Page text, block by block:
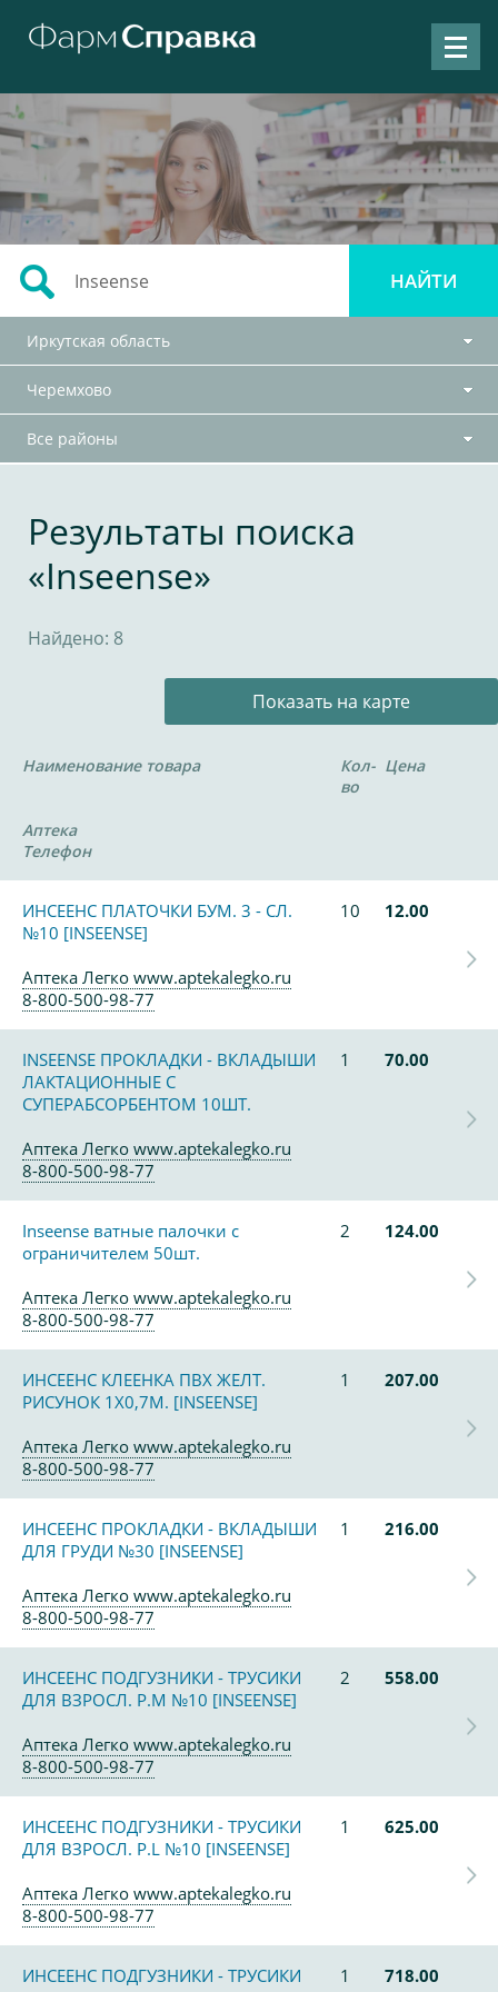
Иркутская область
Черемхово
Все районы
Результаты поиска
«Inseense»
Найдено: 8
Показать на карте
Наименование товара
Кол-
во
Цена
Аптека
Телефон
ИНСЕЕНС ПЛАТОЧКИ БУМ. 3 - СЛ.
№10 [INSEENSE]
10 12.00
Аптека Легко www.aptekalegko.ru
8-800-500-98-77
INSEENSE ПРОКЛАДКИ - ВКЛАДЫШИ
ЛАКТАЦИОННЫЕ С
СУПЕРАБСОРБЕНТОМ 10ШТ.
1 70.00
Аптека Легко www.aptekalegko.ru
8-800-500-98-77
Inseense ватные палочки с
ограничителем 50шт.
2 124.00
Аптека Легко www.aptekalegko.ru
8-800-500-98-77
ИНСЕЕНС КЛЕЕНКА ПВХ ЖЕЛТ.
РИСУНОК 1Х0,7М. [INSEENSE]
1 207.00
Аптека Легко www.aptekalegko.ru
8-800-500-98-77
ИНСЕЕНС ПРОКЛАДКИ - ВКЛАДЫШИ
ДЛЯ ГРУДИ №30 [INSEENSE]
1 216.00
Аптека Легко www.aptekalegko.ru
8-800-500-98-77
ИНСЕЕНС ПОДГУЗНИКИ - ТРУСИКИ
ДЛЯ ВЗРОСЛ. Р.М №10 [INSEENSE]
2 558.00
Аптека Легко www.aptekalegko.ru
8-800-500-98-77
ИНСЕЕНС ПОДГУЗНИКИ - ТРУСИКИ
ДЛЯ ВЗРОСЛ. Р.L №10 [INSEENSE]
1 625.00
Аптека Легко www.aptekalegko.ru
8-800-500-98-77
ИНСЕЕНС ПОДГУЗНИКИ - ТРУСИКИ
1 718.00